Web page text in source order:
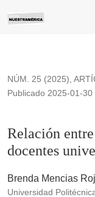
Relación entre
NÚM. 25 (2025),
Relación
docentes
Publicado 2025-01-30
Brenda Mencias
Universidad